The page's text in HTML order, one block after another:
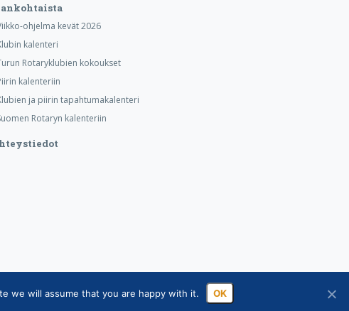
ohjelma kevät 2026
kalenteri
Rotaryklubien kokoukset
kalenteriin
ja piirin tapahtumakalenteri
Rotaryn kalenteriin
we will assume that you are happy with it. OK